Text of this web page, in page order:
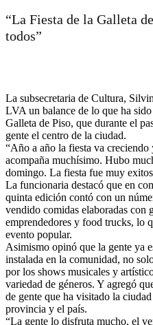
“La Fiesta de la Galleta
todos”
La subsecretaria de Cultura,
LVA un balance de lo que ha
Galleta de Piso, que durante el
gente el centro de la ciudad.
“Año a año la fiesta va creciendo
acompaña muchísimo. Hubo
domingo. La fiesta fue muy
La funcionaria destacó que en
quinta edición contó con un
vendido comidas elaboradas con
emprendedores y food trucks, lo
evento popular.
Asimismo opinó que la gente ya
instalada en la comunidad, no
por los shows musicales y
variedad de géneros. Y agregó
de gente que ha visitado la
provincia y el país.
“La gente lo disfruta mucho, el